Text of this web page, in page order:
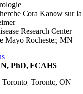
Cora Kanow sur la
Research Center
Mayo Rochester, MN
PhD, FCAHS
Toronto, Toronto, ON